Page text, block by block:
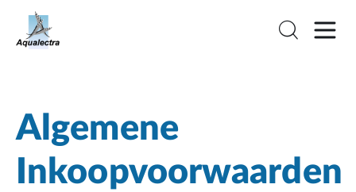
Algemene
Inkoopvoorwaarden